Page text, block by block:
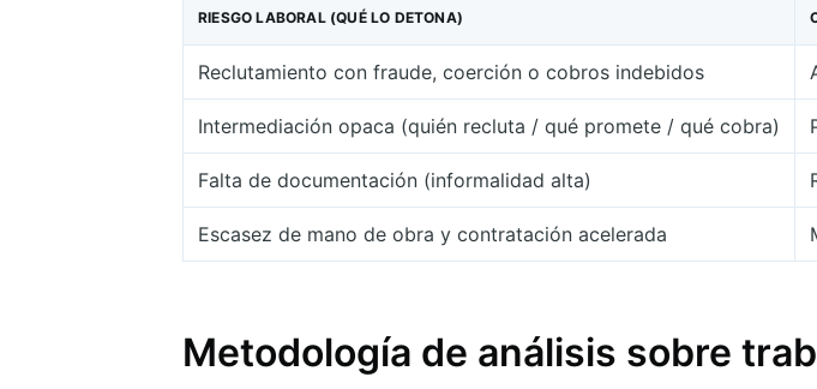
RIESGO LABORAL (QUÉ LO DETONA)
Reclutamiento con fraude, coerción o cobros indebidos
Intermediación opaca (quién recluta / qué promete / qué cobra)
Falta de documentación (informalidad alta)
Escasez de mano de obra y contratación acelerada
Metodología de análisis sobre